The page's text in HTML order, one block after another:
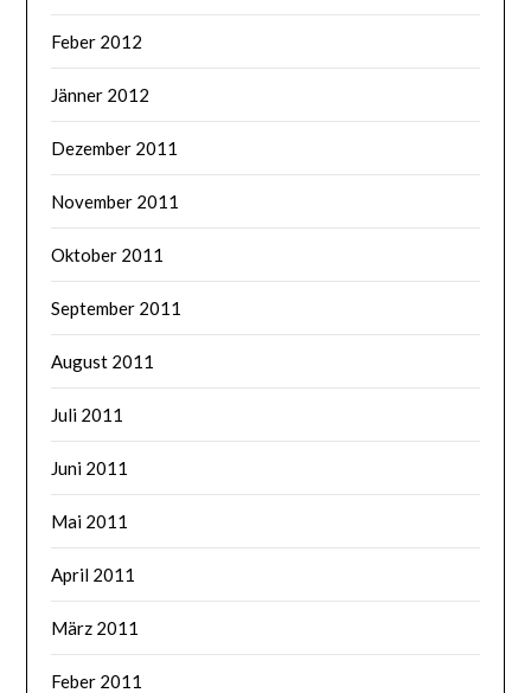
Feber 2012
Jänner 2012
Dezember 2011
November 2011
Oktober 2011
September 2011
August 2011
Juli 2011
Juni 2011
Mai 2011
April 2011
März 2011
Feber 2011